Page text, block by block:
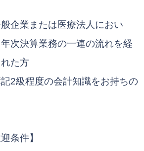
般企業または医療法人におい
次決算業務の一連の流れを経
た方
記2級程度の会計知識をお持ちの
迎条件】